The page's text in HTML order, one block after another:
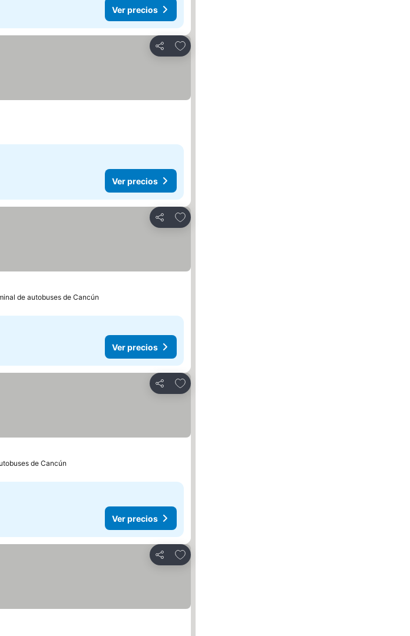
Ver precios
Compartir
Agregar a favoritos
Ver precios
Compartir
Agregar a favoritos
de autobuses de Cancún
Ver precios
Compartir
Agregar a favoritos
de Cancún
Ver precios
Compartir
Agregar a favoritos